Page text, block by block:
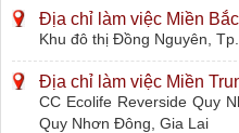
Địa chỉ làm việc Miền Bắc
Khu đô thị Đồng Nguyên,
Địa chỉ làm việc Miền
CC Ecolife Reverside Quy
Quy Nhơn Đông, Gia Lai